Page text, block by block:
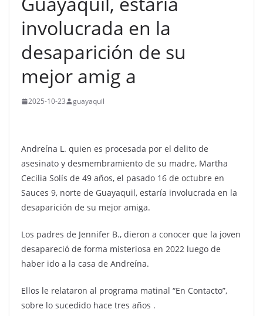
involucrada en la
desaparición de su
mejor amig a
2025-10-23 guayaquil
Andreína L. quien es procesada por el delito de
asesinato y desmembramiento de su madre, Martha
Cecilia Solís de 49 años, el pasado 16 de octubre en
Sauces 9, norte de Guayaquil, estaría involucrada en la
desaparición de su mejor amiga.
Los padres de Jennifer B., dieron a conocer que la joven
desapareció de forma misteriosa en 2022 luego de
haber ido a la casa de Andreína.
Ellos le relataron al programa matinal “En Contacto”,
sobre lo sucedido hace tres años .